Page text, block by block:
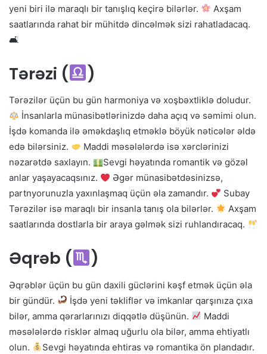
yeni biri ilə maraqlı bir tanışlıq keçirə bilərlər.
Axşam
saatlarında rahat bir mühitdə dincəlmək sizi rahatladacaq.
🛋
Tərəzi ( )
Tərəzilər üçün bu gün harmoniya və xoşbəxtliklə doludur.
İnsanlarla münasibətlərinizdə daha açıq və səmimi olun.
İşdə komanda ilə əməkdaşlıq etməklə böyük nəticələr əldə
edə bilərsiniz.
Maddi məsələlərdə isə xərclərinizi
nəzarətdə saxlayın.
Sevgi həyatında romantik və gözəl
anlar yaşayacaqsınız.
Əgər münasibətdəsinizsə,
partnyorunuzla yaxınlaşmaq üçün əla zamandır.
Subay
Tərəzilər isə maraqlı bir insanla tanış ola bilərlər.
Axşam
saatlarında dostlarla bir araya gəlmək sizi ruhlandıracaq.
Əqrəb ( )
Əqrəblər üçün bu gün daxili güclərini kəşf etmək üçün əla
bir gündür.
İşdə yeni təkliflər və imkanlar qarşınıza çıxa
bilər, amma qərarlarınızı diqqətlə düşünün.
Maddi
məsələlərdə risklər almaq uğurlu ola bilər, amma ehtiyatlı
olun.
Sevgi həyatında ehtiras və romantika ön plandadır.